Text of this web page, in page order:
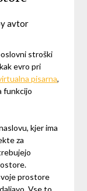
avtor
stroški
evro pri
pisarna,
funkcijo
kjer ima
za
prostore
Vse to